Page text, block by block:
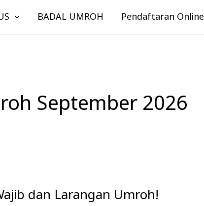
BADAL UMROH Pendaftaran Online
September 2026
dan Larangan Umroh!